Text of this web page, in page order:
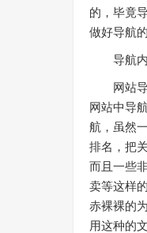
的，毕竟
做好导航
导航内
网站导
网站中导
航，虽然
排名，把
而且一些
卖等这样
赤裸裸的
用这种的